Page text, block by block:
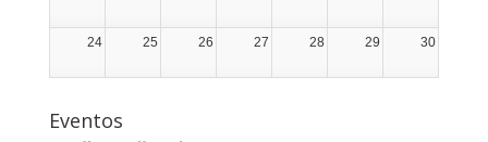
24 25 26 27 28 29 30
Eventos